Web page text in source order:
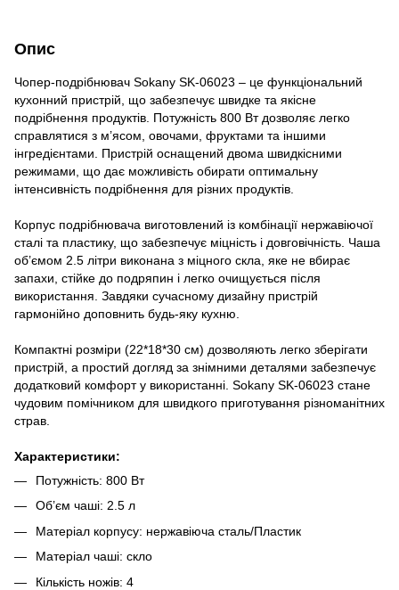
Опис
Чопер-подрібнювач Sokany SK-06023 – це функціональний
кухонний пристрій, що забезпечує швидке та якісне
подрібнення продуктів. Потужність 800 Вт дозволяє легко
справлятися з м’ясом, овочами, фруктами та іншими
інгредієнтами. Пристрій оснащений двома швидкісними
режимами, що дає можливість обирати оптимальну
інтенсивність подрібнення для різних продуктів.
Корпус подрібнювача виготовлений із комбінації нержавіючої
сталі та пластику, що забезпечує міцність і довговічність. Чаша
об’ємом 2.5 літри виконана з міцного скла, яке не вбирає
запахи, стійке до подряпин і легко очищується після
використання. Завдяки сучасному дизайну пристрій
гармонійно доповнить будь-яку кухню.
Компактні розміри (22*18*30 см) дозволяють легко зберігати
пристрій, а простий догляд за знімними деталями забезпечує
додатковий комфорт у використанні. Sokany SK-06023 стане
чудовим помічником для швидкого приготування різноманітних
страв.
Характеристики:
Потужність: 800 Вт
Об’єм чаші: 2.5 л
Матеріал корпусу: нержавіюча сталь/Пластик
Матеріал чаші: скло
Кількість ножів: 4